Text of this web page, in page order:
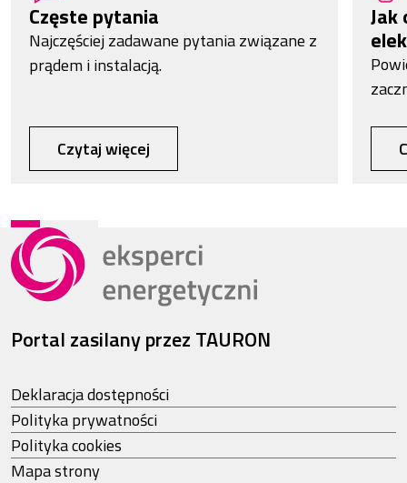
Częste pytania
Najczęściej zadawane pytania związane z
prądem i instalacją.
Czytaj więcej
Jak
Portal zasilany przez TAURON
Deklaracja dostępności
Polityka prywatności
Polityka cookies
Mapa strony